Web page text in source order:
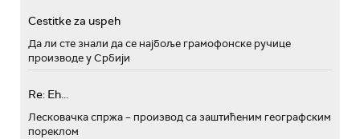
Cestitke za uspeh
Да ли сте знали да се најбоље грамофонске ручице
производе у Србији
Re: Eh...
Лесковачка спржа – производ са заштићеним географским
пореклом